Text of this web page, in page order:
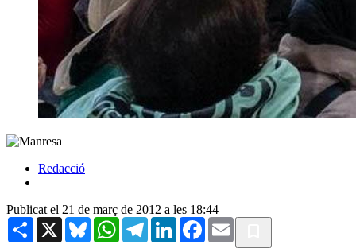
Redacció
Publicat el 21 de març de 2012 a les 18:44
Share X BlueskyWhatsAppTelegramLinkedInFacebook
Email